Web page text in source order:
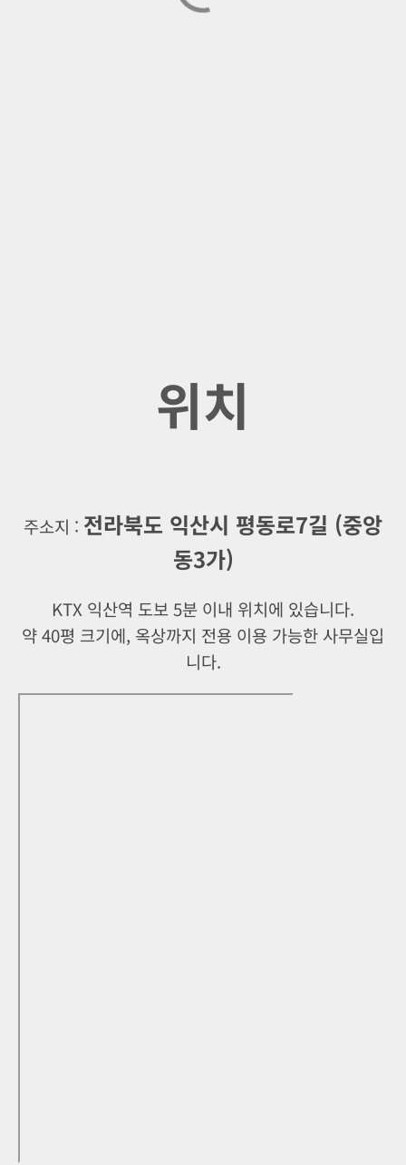
위치
주소지 : 전라북도 익산시 평동로7길 (중앙
동3가)
KTX 익산역 도보 5분 이내 위치에 있습니다.
약 40평 크기에, 옥상까지 전용 이용 가능한 사무실입
니다.